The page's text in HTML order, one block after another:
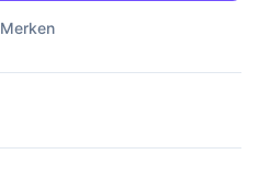
Merken